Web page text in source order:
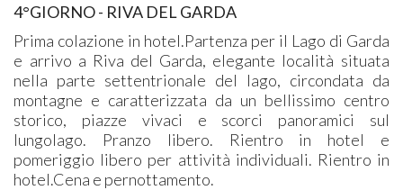
4°GIORNO - RIVA DEL GARDA
Prima colazione in hotel.Partenza per il Lago di Garda
e arrivo a Riva del Garda, elegante località situata
nella parte settentrionale del lago, circondata da
montagne e caratterizzata da un bellissimo centro
storico, piazze vivaci e scorci panoramici sul
lungolago. Pranzo libero. Rientro in hotel e
pomeriggio libero per attività individuali. Rientro in
hotel.Cena e pernottamento.